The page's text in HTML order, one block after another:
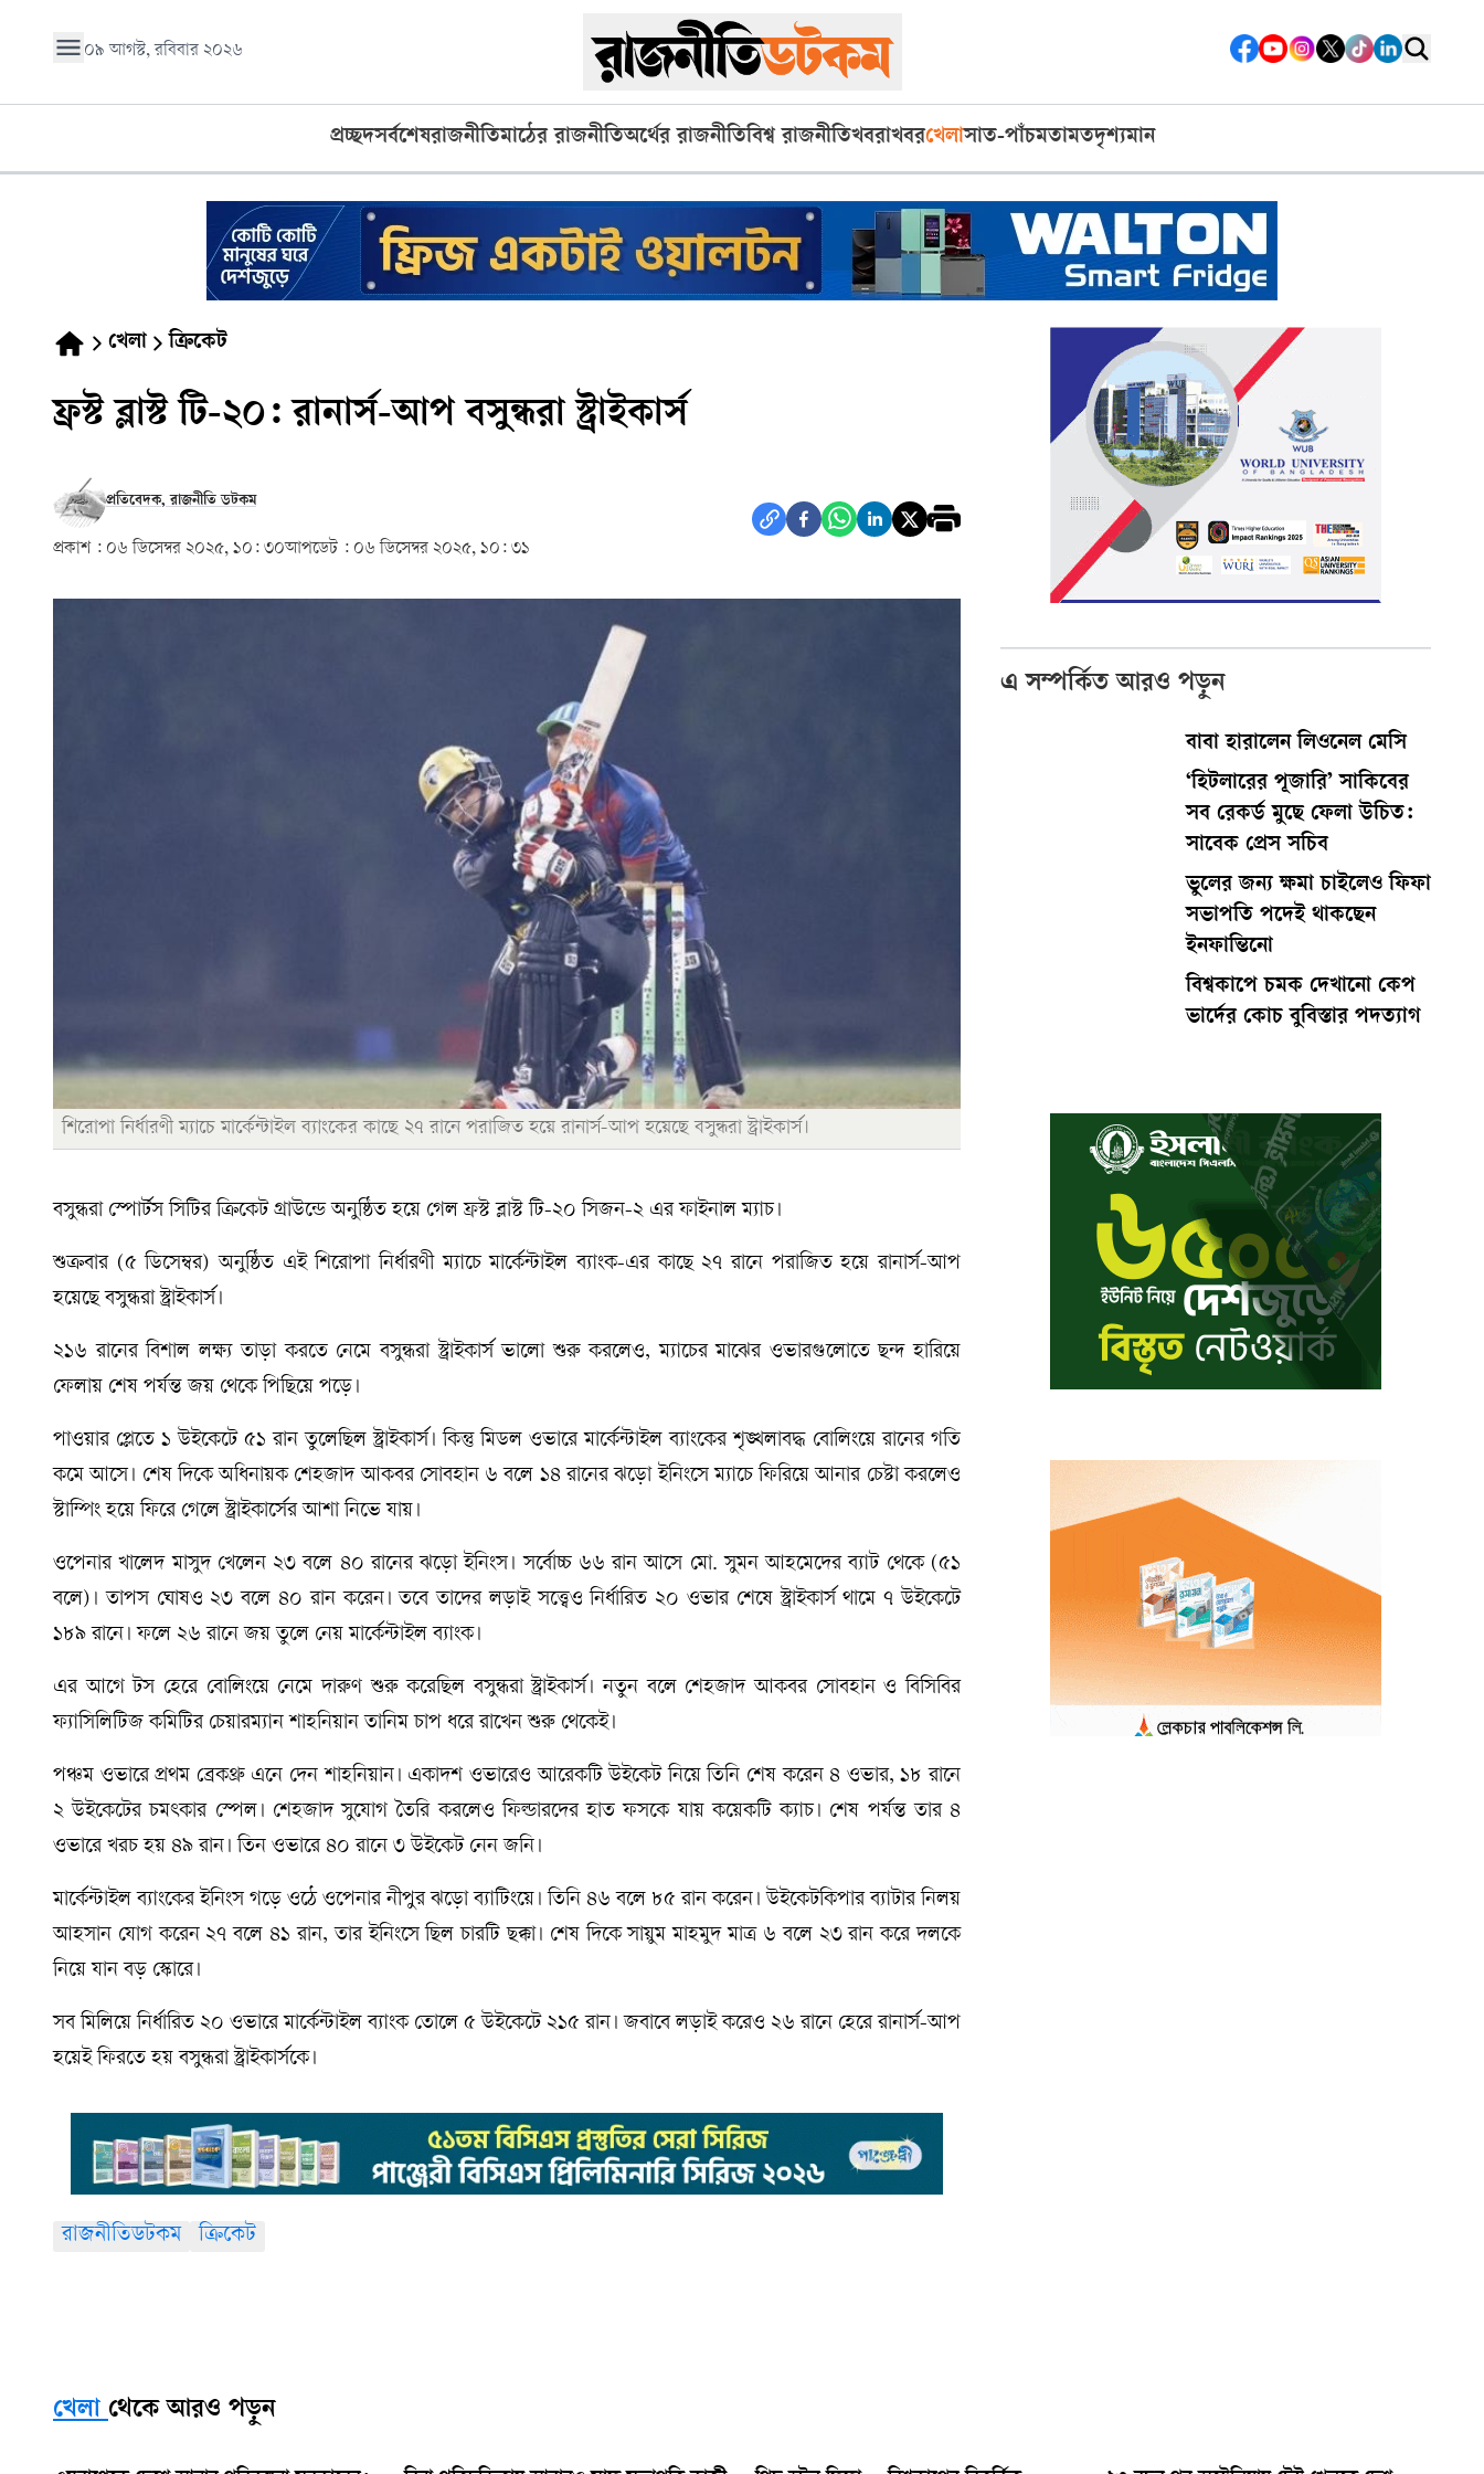
০৯ আগস্ট, রবিবার ২০২৬
প্রচ্ছদসর্বশেষরাজনীতিমাঠের রাজনীতিঅর্থের রাজনীতিবিশ্ব রাজনীতিখবরাখবরখেলাসাত-পাঁচমতামতদৃশ্যমান
খেলা ক্রিকেট
ফ্রস্ট ব্লাস্ট টি-২০: রানার্স-আপ বসুন্ধরা স্ট্রাইকার্স
প্রতিবেদক, রাজনীতি ডটকম
প্রকাশ : ০৬ ডিসেম্বর ২০২৫, ১০: ৩০আপডেট : ০৬ ডিসেম্বর ২০২৫, ১০: ৩১
শিরোপা নির্ধারণী ম্যাচে মার্কেন্টাইল ব্যাংকের কাছে ২৭ রানে পরাজিত হয়ে রানার্স-আপ হয়েছে বসুন্ধরা স্ট্রাইকার্স।
বসুন্ধরা স্পোর্টস সিটির ক্রিকেট গ্রাউন্ডে অনুষ্ঠিত হয়ে গেল ফ্রস্ট ব্লাস্ট টি-২০ সিজন-২ এর ফাইনাল ম্যাচ।
শুক্রবার (৫ ডিসেম্বর) অনুষ্ঠিত এই শিরোপা নির্ধারণী ম্যাচে মার্কেন্টাইল ব্যাংক-এর কাছে ২৭ রানে পরাজিত হয়ে রানার্স-আপ
হয়েছে বসুন্ধরা স্ট্রাইকার্স।
২১৬ রানের বিশাল লক্ষ্য তাড়া করতে নেমে বসুন্ধরা স্ট্রাইকার্স ভালো শুরু করলেও, ম্যাচের মাঝের ওভারগুলোতে ছন্দ হারিয়ে
ফেলায় শেষ পর্যন্ত জয় থেকে পিছিয়ে পড়ে।
পাওয়ার প্লেতে ১ উইকেটে ৫১ রান তুলেছিল স্ট্রাইকার্স। কিন্তু মিডল ওভারে মার্কেন্টাইল ব্যাংকের শৃঙ্খলাবদ্ধ বোলিংয়ে রানের গতি
কমে আসে। শেষ দিকে অধিনায়ক শেহজাদ আকবর সোবহান ৬ বলে ১৪ রানের ঝড়ো ইনিংসে ম্যাচে ফিরিয়ে আনার চেষ্টা করলেও
স্টাম্পিং হয়ে ফিরে গেলে স্ট্রাইকার্সের আশা নিভে যায়।
ওপেনার খালেদ মাসুদ খেলেন ২৩ বলে ৪০ রানের ঝড়ো ইনিংস। সর্বোচ্চ ৬৬ রান আসে মো. সুমন আহমেদের ব্যাট থেকে (৫১
বলে)। তাপস ঘোষও ২৩ বলে ৪০ রান করেন। তবে তাদের লড়াই সত্ত্বেও নির্ধারিত ২০ ওভার শেষে স্ট্রাইকার্স থামে ৭ উইকেটে
১৮৯ রানে। ফলে ২৬ রানে জয় তুলে নেয় মার্কেন্টাইল ব্যাংক।
এর আগে টস হেরে বোলিংয়ে নেমে দারুণ শুরু করেছিল বসুন্ধরা স্ট্রাইকার্স। নতুন বলে শেহজাদ আকবর সোবহান ও বিসিবির
ফ্যাসিলিটিজ কমিটির চেয়ারম্যান শাহনিয়ান তানিম চাপ ধরে রাখেন শুরু থেকেই।
পঞ্চম ওভারে প্রথম ব্রেকথ্রু এনে দেন শাহনিয়ান। একাদশ ওভারেও আরেকটি উইকেট নিয়ে তিনি শেষ করেন ৪ ওভার, ১৮ রানে
২ উইকেটের চমৎকার স্পেল। শেহজাদ সুযোগ তৈরি করলেও ফিল্ডারদের হাত ফসকে যায় কয়েকটি ক্যাচ। শেষ পর্যন্ত তার ৪
ওভারে খরচ হয় ৪৯ রান। তিন ওভারে ৪০ রানে ৩ উইকেট নেন জনি।
মার্কেন্টাইল ব্যাংকের ইনিংস গড়ে ওঠে ওপেনার নীপুর ঝড়ো ব্যাটিংয়ে। তিনি ৪৬ বলে ৮৫ রান করেন। উইকেটকিপার ব্যাটার নিলয়
আহসান যোগ করেন ২৭ বলে ৪১ রান, তার ইনিংসে ছিল চারটি ছক্কা। শেষ দিকে সায়ুম মাহমুদ মাত্র ৬ বলে ২৩ রান করে দলকে
নিয়ে যান বড় স্কোরে।
সব মিলিয়ে নির্ধারিত ২০ ওভারে মার্কেন্টাইল ব্যাংক তোলে ৫ উইকেটে ২১৫ রান। জবাবে লড়াই করেও ২৬ রানে হেরে রানার্স-আপ
হয়েই ফিরতে হয় বসুন্ধরা স্ট্রাইকার্সকে।
রাজনীতিডটকম ক্রিকেট
এ সম্পর্কিত আরও পড়ুন
বাবা হারালেন লিওনেল মেসি
‘হিটলারের পূজারি’ সাকিবের
সব রেকর্ড মুছে ফেলা উচিত:
সাবেক প্রেস সচিব
ভুলের জন্য ক্ষমা চাইলেও ফিফা
সভাপতি পদেই থাকছেন
ইনফান্তিনো
বিশ্বকাপে চমক দেখানো কেপ
ভার্দের কোচ বুবিস্তার পদত্যাগ
খেলা থেকে আরও পড়ুন